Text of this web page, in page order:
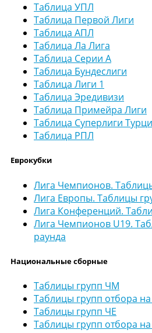
Таблица УПЛ
Таблица Первой Лиги
Таблица АПЛ
Таблица Ла Лига
Таблица Серии А
Таблица Бундеслиги
Таблица Лиги 1
Таблица Эредивизи
Таблица Примейра Лиги
Таблица Суперлиги
Таблица РПЛ
Еврокубки
Лига Чемпионов.
Лига Европы. Таблицы
Лига Конференций.
Лига Чемпионов U19.
раунда
Национальные сборные
Таблицы групп ЧМ
Таблицы групп отбора
Таблицы групп ЧЕ
Таблицы групп отбора